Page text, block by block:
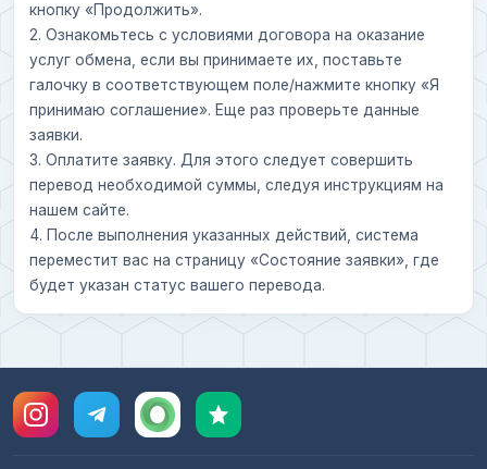
кнопку «Продолжить».
2. Ознакомьтесь с условиями договора на оказание
услуг обмена, если вы принимаете их, поставьте
галочку в соответствующем поле/нажмите кнопку «Я
принимаю соглашение». Еще раз проверьте данные
заявки.
3. Оплатите заявку. Для этого следует совершить
перевод необходимой суммы, следуя инструкциям на
нашем сайте.
4. После выполнения указанных действий, система
переместит вас на страницу «Состояние заявки», где
будет указан статус вашего перевода.